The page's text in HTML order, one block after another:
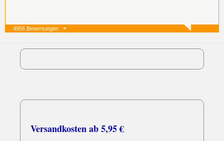
07.08.26
4955 Bewertungen
Versandkosten ab 5,95 €